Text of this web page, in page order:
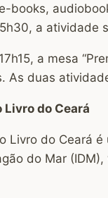
books,
a atividade
a mesa
As duas
do Ceará
Livro do Ceará
do Mar